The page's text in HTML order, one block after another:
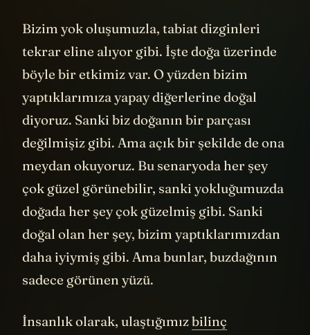
Bizim yok oluşumuzla, tabiat dizginleri
tekrar eline alıyor gibi. İşte doğa üzerinde
böyle bir etkimiz var. O yüzden bizim
yaptıklarımıza yapay diğerlerine doğal
diyoruz. Sanki biz doğanın bir parçası
değilmişiz gibi. Ama açık bir şekilde de ona
meydan okuyoruz. Bu senaryoda her şey
çok güzel görünebilir, sanki yokluğumuzda
doğada her şey çok güzelmiş gibi. Sanki
doğal olan her şey, bizim yaptıklarımızdan
daha iyiymiş gibi. Ama bunlar, buzdağının
sadece görünen yüzü.
İnsanlık olarak, ulaştığımızbilinç